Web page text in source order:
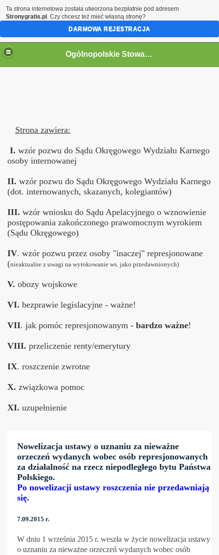
Ogólnopolskie Stowarzyszenie Internowanych i Represjonowanych
Strona zawiera:
I. wzór pozwu do Sądu Okręgowego Wydziału Karnego
osoby internowanej
II. wzór pozwu do Sądu Okręgowego Wydziału Karnego
(dot. internowanych, skazanych, kolegiantów)
III. wzór wniosku do Sądu Apelacyjnego o wznowienie
postępowania zakończonego prawomocnym wyrokiem
(Sądu Okręgowego)
IV. wzór pozwu przez osoby "inaczej" represjonowane
(nieaktualne z uwagi na wyrokowanie ws. jako przedawnionych)
V. obozy wojskowe
VI. bezprawie legislacyjne - ważne!
VII. jak pomóc represjonowanym - bardzo ważne!
VIII. przeliczenie renty/emerytury
IX. roszczenie zwrotne
X. związkowa pomoc
XI. uzupełnienie
Nowelizacja ustawy o uznaniu za nieważne
orzeczeń wydanych wobec osób represjonowanych
za działalność na rzecz niepodległego bytu Państwa
Polskiego.
Po nowelizacji ustawy roszczenia nie przedawniają
się.
7.09.2015 r.
W dniu 1 września 2015 r. weszła w życie nowelizacja ustawy
o uznaniu za nieważne orzeczeń wydanych wobec osób
Ta strona internetowa została utworzona bezpłatnie pod adresem
Stronygratis.pl . Czy chcesz też mieć własną stronę?
DARMOWA REJESTRACJA